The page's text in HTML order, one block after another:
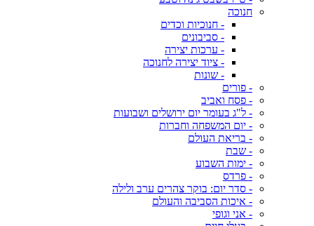
חנוכה
- חנוכיות וכדים
- סביבונים
- ערכות יצירה
- ציוד יצירה לחנוכה
- שונות
- פורים
- פסח ואביב
- ל"ג בעומר יום ירושלים ושבועות
- יום המשפחה וחברות
- בריאת העולם
- שבת
- ימות השבוע
- פרדס
- סדר יום: בוקר צהרים ערב ולילה
- איכות הסביבה והעולם
- אני וגופי